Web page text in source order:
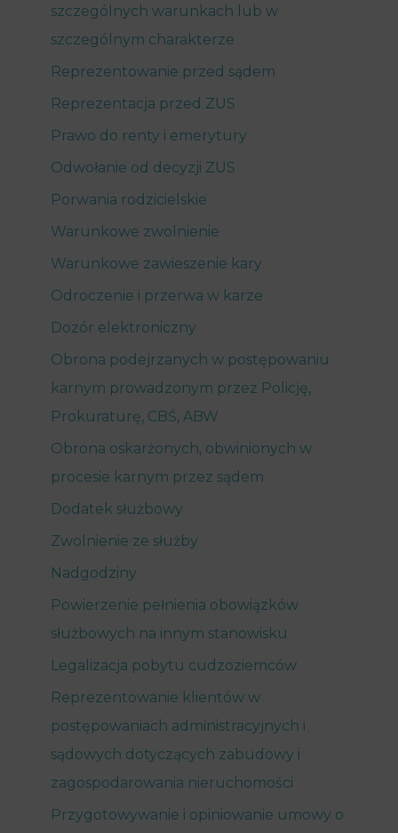
szczególnych warunkach lub w
szczególnym charakterze
Reprezentowanie przed sądem
Reprezentacja przed ZUS
Prawo do renty i emerytury
Odwołanie od decyzji ZUS
Porwania rodzicielskie
Warunkowe zwolnienie
Warunkowe zawieszenie kary
Odroczenie i przerwa w karze
Dozór elektroniczny
Obrona podejrzanych w postępowaniu
karnym prowadzonym przez Policję,
Prokuraturę, CBŚ, ABW
Obrona oskarżonych, obwinionych w
procesie karnym przez sądem
Dodatek służbowy
Zwolnienie ze służby
Nadgodziny
Powierzenie pełnienia obowiązków
służbowych na innym stanowisku
Legalizacja pobytu cudzoziemców
Reprezentowanie klientów w
postępowaniach administracyjnych i
sądowych dotyczących zabudowy i
zagospodarowania nieruchomości
Przygotowywanie i opiniowanie umowy o